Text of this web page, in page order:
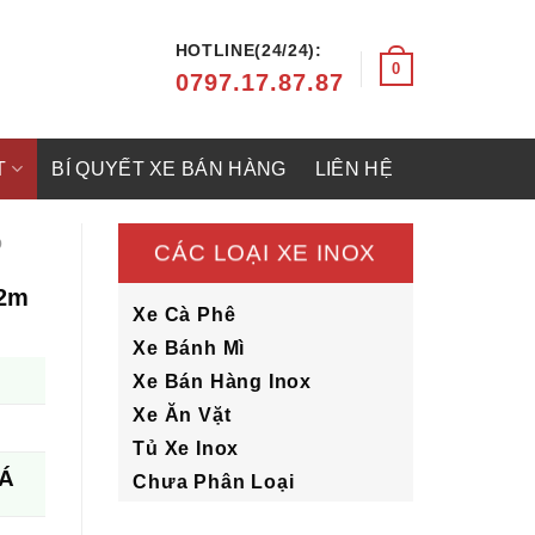
HOTLINE(24/24):
0797.17.87.87
0
BÍ QUYẾT XE BÁN HÀNG LIÊN HỆ
CÁC LOẠI XE INOX
Xe Cà Phê
Xe Bánh Mì
Xe Bán Hàng Inox
Xe Ăn Vặt
Tủ Xe Inox
Chưa Phân Loại